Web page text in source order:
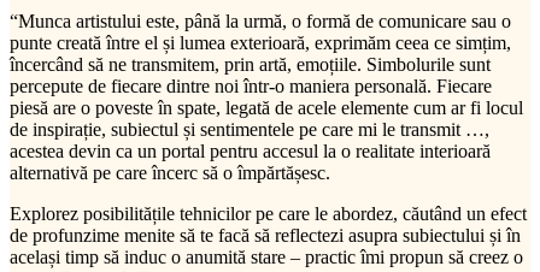
“Munca artistului este, până la urmă, o formă de comunicare sau o
punte creată între el și lumea exterioară, exprimăm ceea ce simțim,
încercând să ne transmitem, prin artă, emoțiile. Simbolurile sunt
percepute de fiecare dintre noi într-o maniera personală. Fiecare
piesă are o poveste în spate, legată de acele elemente cum ar fi locul
de inspirație, subiectul și sentimentele pe care mi le transmit …,
acestea devin ca un portal pentru accesul la o realitate interioară
alternativă pe care încerc să o împărtășesc.
Explorez posibilitățile tehnicilor pe care le abordez, căutând un efect
de profunzime menite să te facă să reflectezi asupra subiectului și în
același timp să induc o anumită stare – practic îmi propun să creez o